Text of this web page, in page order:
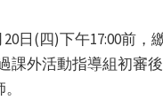
日(四)下午17:00前
外活動指導組初審